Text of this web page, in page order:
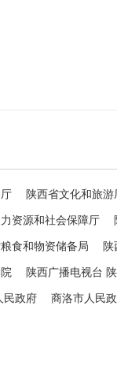
陕西省文化和旅游
资源和社会保障厅
食和物资储备局
陕西广播电视台
民政府 商洛市人民